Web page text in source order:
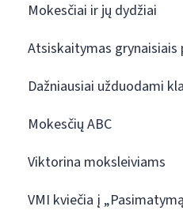
Mokesčiai ir jų dydžiai
Atsiskaitymas grynaisiais
Dažniausiai užduodami
Mokesčių ABC
Viktorina moksleiviams
VMI kviečia į